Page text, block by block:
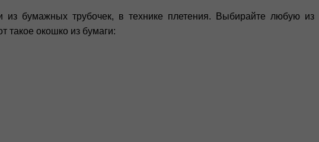
бумажных трубочек, в технике плетения. Выбирайте любую из
такое окошко из бумаги: